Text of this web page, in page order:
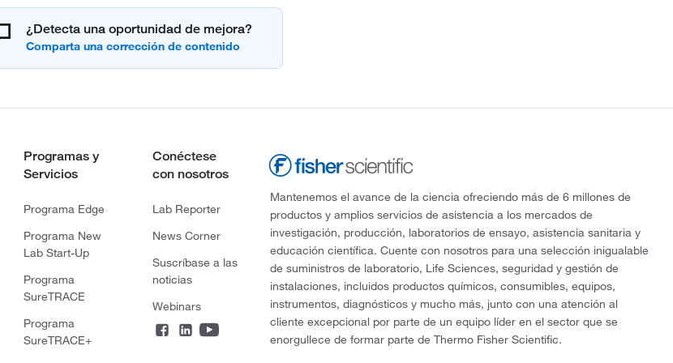
¿Detecta una oportunidad de mejora?
Programas y
Servicios
Programa Edge
Programa New
Lab Start-Up
Programa
SureTRACE
Programa
SureTRACE+
Conéctese
con nosotros
Lab Reporter
News Corner
Suscríbase a las
noticias
Webinars
Mantenemos el avance de la ciencia ofreciendo más de 6 millones de
productos y amplios servicios de asistencia a los mercados de
investigación, producción, laboratorios de ensayo, asistencia sanitaria y
educación científica. Cuente con nosotros para una selección inigualable
de suministros de laboratorio, Life Sciences, seguridad y gestión de
instalaciones, incluidos productos químicos, consumibles, equipos,
instrumentos, diagnósticos y mucho más, junto con una atención al
cliente excepcional por parte de un equipo líder en el sector que se
enorgullece de formar parte de Thermo Fisher Scientific.